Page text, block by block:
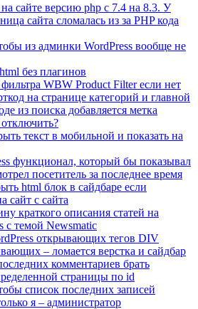
сайте версию php с 7.4 на 8.3. У
сайта сломалась из за PHP кода
из админки WordPress вообще не
без плагинов
WBW Product Filter если нет
на странице категорий и главной
из поиска добавляется метка
текст в мобильной и показать на
функционал, который бы показывал
посетитель за последнее время
html блок в сайдбаре если
сайт с сайта
краткого описания статей на
с темой Newsmatic
открывающих тегов DIV
– ломается верстка и сайдбар
комментариев брать
страницы по id
список последних записей
я – администратор